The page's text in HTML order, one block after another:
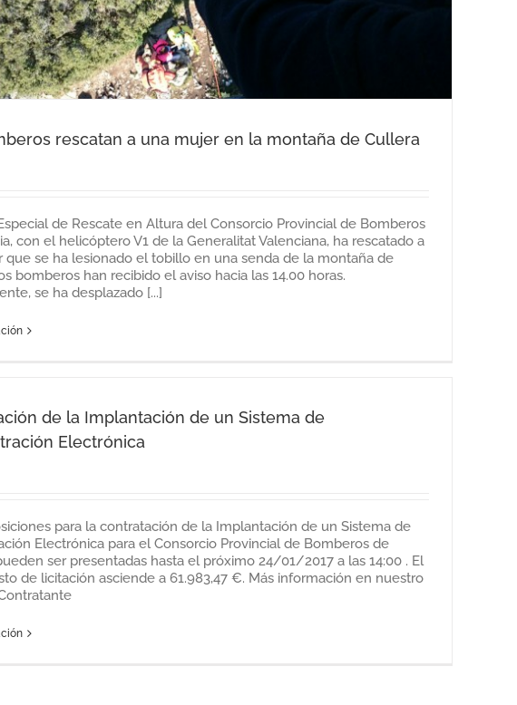
rescatan a una mujer en la montaña de Cullera
de Rescate en Altura del Consorcio Provincial de Bomberos
con el helicóptero V1 de la Generalitat Valenciana, ha rescatado a
que se ha lesionado el tobillo en una senda de la montaña de
bomberos han recibido el aviso hacia las 14.00 horas.
se ha desplazado [...]
de la Implantación de un Sistema de
Electrónica
para la contratación de la Implantación de un Sistema de
Electrónica para el Consorcio Provincial de Bomberos de
ser presentadas hasta el próximo 24/01/2017 a las 14:00 . El
de licitación asciende a 61.983,47 €. Más información en nuestro